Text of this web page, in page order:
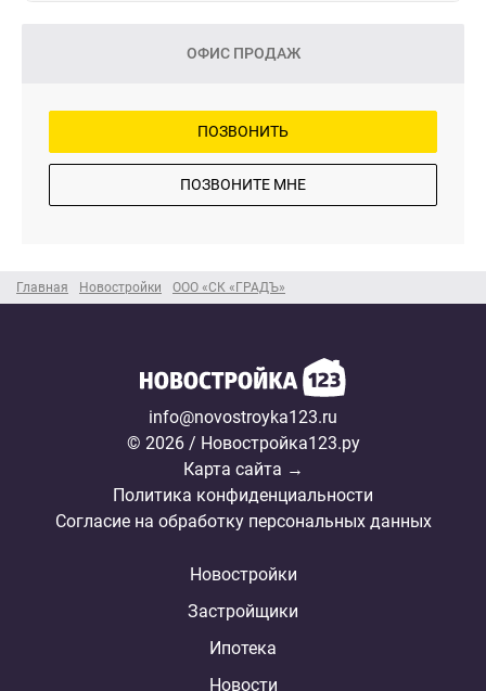
Главная Новостройки ООО «СК «ГРАДЪ»
ОФИС ПРОДАЖ
ПОЗВОНИТЬ
ПОЗВОНИТЕ МНЕ
info@novostroyka123.ru
© 2026 / Новостройка123.ру
Карта сайта →
Политика конфиденциальности
Согласие на обработку персональных данных
Новостройки
Застройщики
Ипотека
Новости